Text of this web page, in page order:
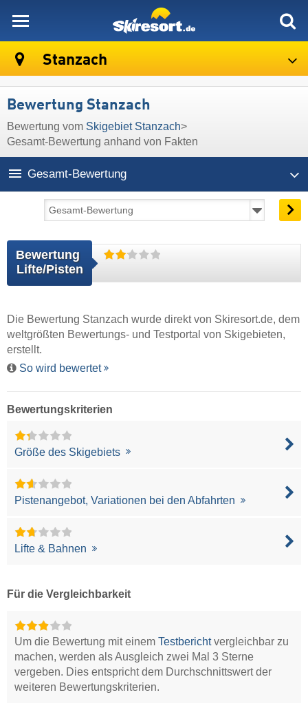
Stanzach
Bewertung Stanzach
Bewertung vom Skigebiet Stanzach>
Gesamt-Bewertung anhand von Fakten
Gesamt-Bewertung
Bewertung
Lifte/Pisten
Die Bewertung Stanzach wurde direkt von Skiresort.de, dem
weltgrößten Bewertungs- und Testportal von Skigebieten,
erstellt.
So wird bewertet
Bewertungskriterien
Größe des Skigebiets
Pistenangebot, Variationen bei den Abfahrten
Lifte & Bahnen
Für die Vergleichbarkeit
Um die Bewertung mit einemTestberichtvergleichbar zu
machen, werden als Ausgleich zwei Mal 3 Sterne
vergeben. Dies entspricht dem Durchschnittswert der
weiteren Bewertungskriterien.